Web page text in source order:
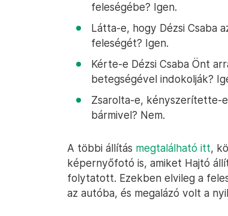
feleségébe? Igen.
Látta-e, hogy Dézsi Csaba
feleségét? Igen.
Kérte-e Dézsi Csaba Önt
betegségével indokolják?
Zsarolta-e, kényszerítette-
bármivel? Nem.
A többi állítás megtalálható itt,
képernyőfotó is, amiket Hajtó
folytatott. Ezekben elvileg a
az autóba, és megalázó volt a